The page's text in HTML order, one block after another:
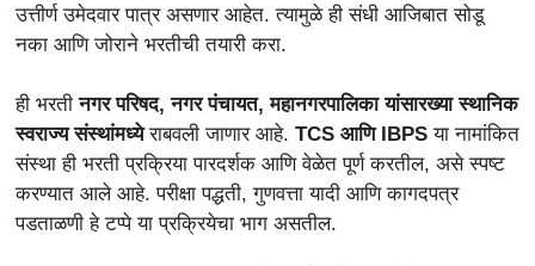
उत्तीर्ण उमेदवार पात्र असणार आहेत. त्यामुळे ही संधी आजिबात सोडू
नका आणि जोराने भरतीची तयारी करा.
ही भरतीनगर परिषद, नगर पंचायत, महानगरपालिका यांसारख्या स्थानिक
स्वराज्य संस्थांमध्येराबवली जाणार आहे. TCS आणि IBPS या नामांकित
संस्था ही भरती प्रक्रिया पारदर्शक आणि वेळेत पूर्ण करतील, असे स्पष्ट
करण्यात आले आहे. परीक्षा पद्धती, गुणवत्ता यादी आणि कागदपत्र
पडताळणी हे टप्पे या प्रक्रियेचा भाग असतील.